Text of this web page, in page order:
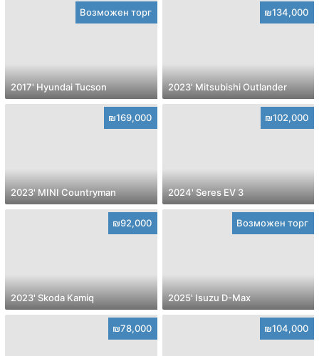
Возможен торг
2017' Hyundai Tucson
₪134,000
2023' Mitsubishi Outlander
₪169,000
2023' MINI Countryman
₪102,000
2024' Seres EV 3
₪92,000
2023' Skoda Kamiq
Возможен торг
2025' Isuzu D-Max
₪78,000 ₪104,000